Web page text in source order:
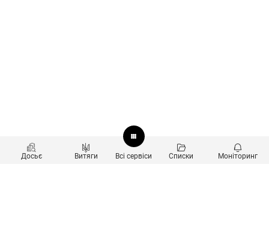
Досьє Витяги Всі сервіси Списки Моніторинг